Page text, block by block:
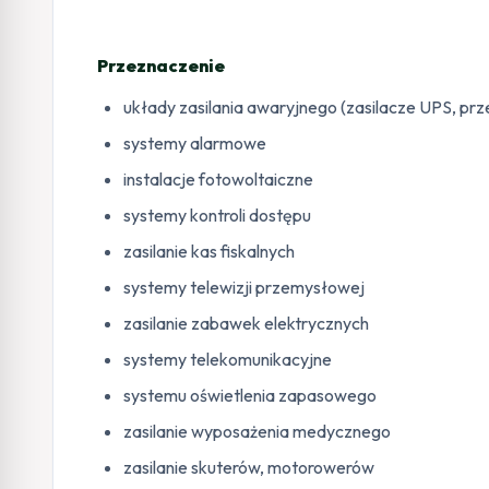
Przeznaczenie
układy zasilania awaryjnego (zasilacze UPS,
systemy alarmowe
instalacje fotowoltaiczne
systemy kontroli dostępu
zasilanie kas fiskalnych
systemy telewizji przemysłowej
zasilanie zabawek elektrycznych
systemy telekomunikacyjne
systemu oświetlenia zapasowego
zasilanie wyposażenia medycznego
zasilanie skuterów, motorowerów